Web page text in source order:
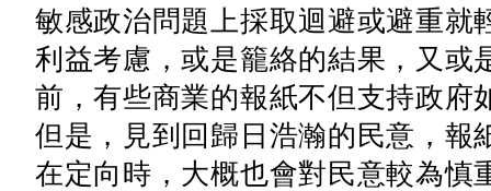
敏感政治問題上採取迴避或避重就
利益考慮，或是籠絡的結果，又或
前，有些商業的報紙不但支持政府
但是，見到回歸日浩瀚的民意，報
在定向時，大概也會對民意較為慎